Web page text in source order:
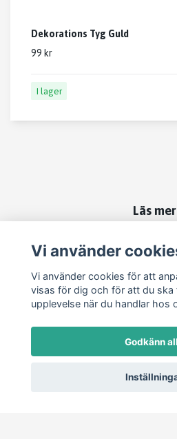
Dekorations Tyg Guld
99 kr
I lager
Läs mer
Sociala
Vi använder
Vi använder cookies för att
visas för dig och för att du ska
upplevelse när du handlar hos
Godkänn